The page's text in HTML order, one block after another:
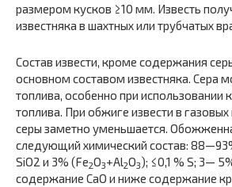
размером кусков ≥10 мм. Известь
известняка в шахтных или трубчатых
Состав извести, кроме содержания
основном составом известняка. Сера
топлива, особенно при использовании
топлива. При обжиге извести в
серы заметно уменьшается.
следующий химический состав:
SiO2 и 3% (Fe2O3+Al2O3); ≤0,1 % S; 3—
содержание CaO и ниже содержание